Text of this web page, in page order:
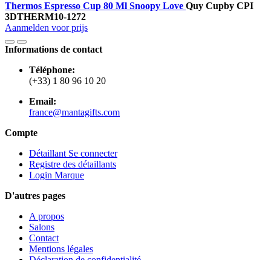
Thermos Espresso Cup 80 Ml Snoopy Love Quy Cupby CPI
3DTHERM10-1272
Aanmelden voor prijs
Informations de contact
Téléphone:
(+33) 1 80 96 10 20
Email:
france@mantagifts.com
Compte
Détaillant Se connecter
Registre des détaillants
Login Marque
D'autres pages
A propos
Salons
Contact
Mentions légales